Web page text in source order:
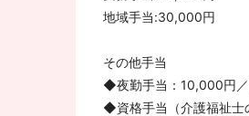
地域手当:30,000円
その他手当
◆夜勤手当：10,000円
◆資格手当（介護福祉士